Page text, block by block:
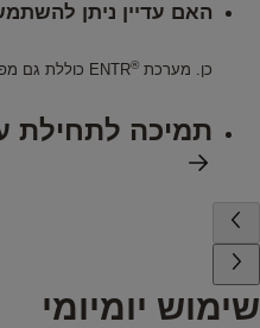
האם עדיין ניתן
כן. מערכת ®ENTR כוללת גם מפתח מכני בעזרתו ניתן לפתוח את הדלת מבחוץ. ניתן להשתמש בידית הדלת שלכם מבפנים.
תמיכה לתחילת
שימוש יומיומי